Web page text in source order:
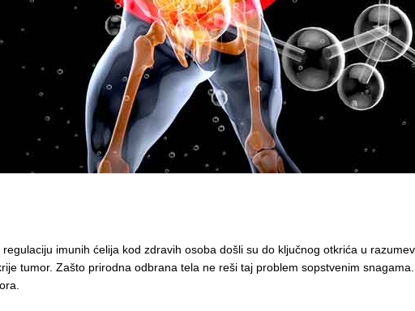
imunih ćelija kod zdravih osoba došli su do ključnog otkrića u
tumor. Zašto prirodna odbrana tela ne reši taj problem sopstvenim